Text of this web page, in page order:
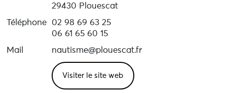
29430 Plouescat
Téléphone
02 98 69 63 25
06 61 65 60 15
Mail
nautisme@plouescat.fr
Visiter le site web